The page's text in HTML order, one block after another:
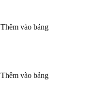
Thêm vào bảng
Thêm vào bảng